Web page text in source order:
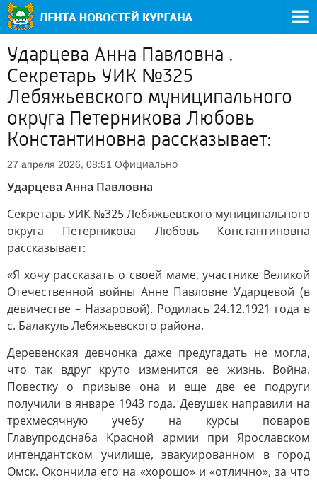
Ударцева Анна Павловна .
Секретарь УИК №325
Лебяжьевского муниципального
округа Петерникова Любовь
Константиновна рассказывает:
27 апреля 2026, 08:51 Официально
Ударцева Анна Павловна
Секретарь УИК №325 Лебяжьевского муниципального
округа Петерникова Любовь Константиновна
рассказывает:
«Я хочу рассказать о своей маме, участнике Великой
Отечественной войны Анне Павловне Ударцевой (в
девичестве – Назаровой). Родилась 24.12.1921 года в
с. Балакуль Лебяжьевского района.
Деревенская девчонка даже предугадать не могла,
что так вдруг круто изменится ее жизнь. Война.
Повестку о призыве она и еще две ее подруги
получили в январе 1943 года. Девушек направили на
трехмесячную учебу на курсы поваров
Главупродснаба Красной армии при Ярославском
интендантском училище, эвакуированном в город
Омск. Окончила его на «хорошо» и «отлично», за что